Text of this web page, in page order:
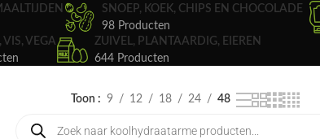
SNOEP, KOEK, CHIPS EN CHOCOLADE
98 Producten
VIS, VEGA
ZUIVEL, PLANTAARDIG, EIEREN
644 Producten
Toon 9 12 18 24 48